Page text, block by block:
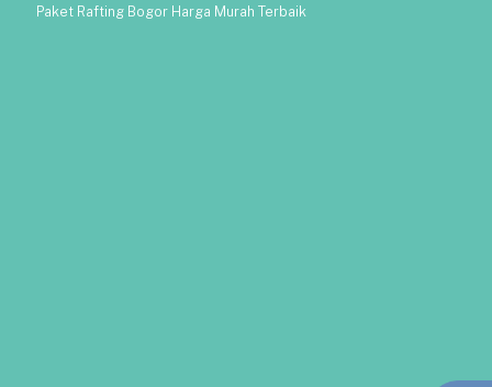
Paket Rafting Bogor Harga Murah Terbaik